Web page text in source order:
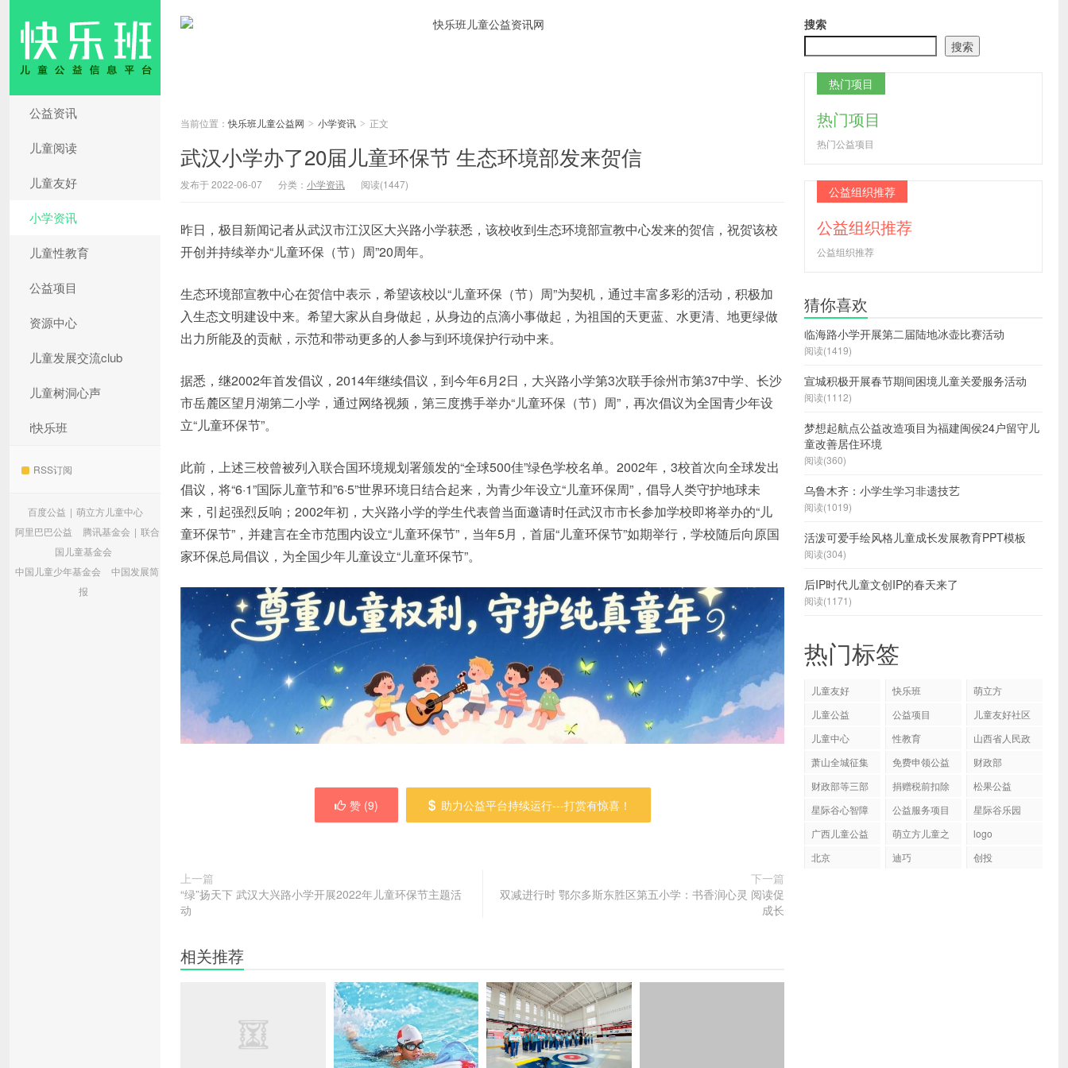
公益资讯
儿童阅读
儿童友好
小学资讯
儿童性教育
公益项目
资源中心
儿童发展交流club
儿童树洞心声
i快乐班
RSS订阅
百度公益 | 萌立方儿童中心
阿里巴巴公益
腾讯基金会 | 联合
国儿童基金会
中国儿童少年基金会
中国发展简
报
当前位置：快乐班儿童公益网 > 小学资讯 > 正文
武汉小学办了20届儿童环保节 生态环境部发来贺信
发布于 2022-06-07 分类： 小学资讯 阅读(1447)
昨日，极目新闻记者从武汉市江汉区大兴路小学获悉，该校收到生态环境部宣教中心发来的贺信，祝贺该校
开创并持续举办“儿童环保（节）周”20周年。
生态环境部宣教中心在贺信中表示，希望该校以“儿童环保（节）周”为契机，通过丰富多彩的活动，积极加
入生态文明建设中来。希望大家从自身做起，从身边的点滴小事做起，为祖国的天更蓝、水更清、地更绿做
出力所能及的贡献，示范和带动更多的人参与到环境保护行动中来。
据悉，继2002年首发倡议，2014年继续倡议，到今年6月2日，大兴路小学第3次联手徐州市第37中学、长沙
市岳麓区望月湖第二小学，通过网络视频，第三度携手举办“儿童环保（节）周”，再次倡议为全国青少年设
立“儿童环保节”。
此前，上述三校曾被列入联合国环境规划署颁发的“全球500佳”绿色学校名单。2002年，3校首次向全球发出
倡议，将“6·1”国际儿童节和”6·5”世界环境日结合起来，为青少年设立“儿童环保周”，倡导人类守护地球未
来，引起强烈反响；2002年初，大兴路小学的学生代表曾当面邀请时任武汉市市长参加学校即将举办的“儿
童环保节”，并建言在全市范围内设立“儿童环保节”，当年5月，首届“儿童环保节”如期举行，学校随后向原国
家环保总局倡议，为全国少年儿童设立“儿童环保节”。
赞 (9) 助力公益平台持续运行---打赏有惊喜！
上一篇
“绿”扬天下 武汉大兴路小学开展2022年儿童环保节主题活
动
下一篇
双减进行时 鄂尔多斯东胜区第五小学：书香润心灵 阅读促
成长
相关推荐
搜索
搜索
热门项目
热门项目
热门公益项目
公益组织推荐
公益组织推荐
公益组织推荐
猜你喜欢
临海路小学开展第二届陆地冰壶比赛活动
阅读(1419)
宣城积极开展春节期间困境儿童关爱服务活动
阅读(1112)
梦想起航点公益改造项目为福建闽侯24户留守儿
童改善居住环境
阅读(360)
乌鲁木齐：小学生学习非遗技艺
阅读(1019)
活泼可爱手绘风格儿童成长发展教育PPT模板
阅读(304)
后IP时代儿童文创IP的春天来了
阅读(1171)
热门标签
儿童友好 快乐班
萌立方
儿童公益
公益项目
儿童友好社区
儿童中心
性教育
山西省人民政
西省妇女发
展“十四五”规
展“十四五”规
划的通知
萧山全城征集
免费申领公益
财政部
财政部等三部
公益性社会组
织捐赠税前扣
捐赠税前扣除
松果公益
星际谷心智障
公益服务项目
星际谷乐园
广西儿童公益
萌立方儿童之
logo
北京
迪巧 创投